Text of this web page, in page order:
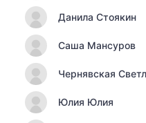
Данила Стоякин
Саша Мансуров
Чернявская
Юлия Юлия